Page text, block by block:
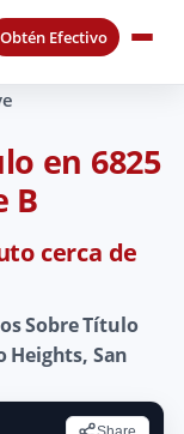
Obtén Efectivo
en 6825
B
cerca de
Sobre Título
Heights, San